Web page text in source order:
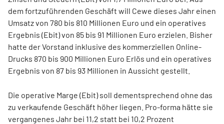
dem fortzuführenden Geschäft will Cewe dieses Jahr einen
Umsatz von 780 bis 810 Millionen Euro und ein operatives
Ergebnis (Ebit) von 85 bis 91 Millionen Euro erzielen. Bisher
hatte der Vorstand inklusive des kommerziellen Online-
Drucks 870 bis 900 Millionen Euro Erlös und ein operatives
Ergebnis von 87 bis 93 Millionen in Aussicht gestellt.
Die operative Marge (Ebit) soll dementsprechend ohne das
zu verkaufende Geschäft höher liegen. Pro-forma hätte sie
vergangenes Jahr bei 11,2 statt bei 10,2 Prozent